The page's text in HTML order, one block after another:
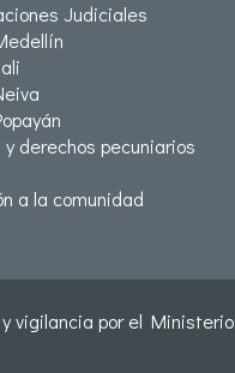
Judiciales
derechos pecuniarios
a la comunidad
vigilancia por el Ministerio